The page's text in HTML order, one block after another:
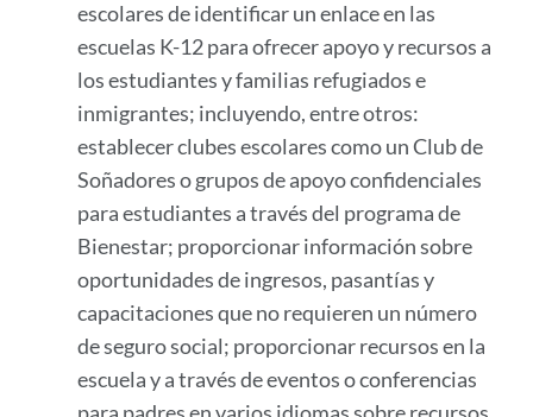
escolares de identificar un enlace en las
escuelas K-12 para ofrecer apoyo y recursos a
los estudiantes y familias refugiados e
inmigrantes; incluyendo, entre otros:
establecer clubes escolares como un Club de
Soñadores o grupos de apoyo confidenciales
para estudiantes a través del programa de
Bienestar; proporcionar información sobre
oportunidades de ingresos, pasantías y
capacitaciones que no requieren un número
de seguro social; proporcionar recursos en la
escuela y a través de eventos o conferencias